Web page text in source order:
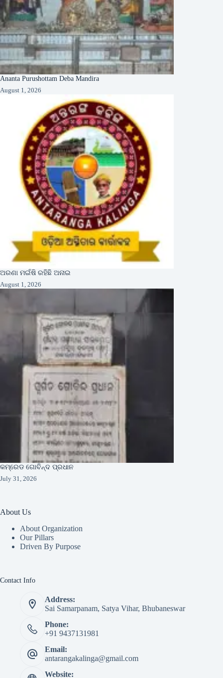
Ananta Purushottam Deba Mandira
August 1, 2026
ଅରଣା ମଇଁଷି ରହିଛି ଅନାଇ
August 1, 2026
କମ୍ରେଡ ଗୋବିନ୍ଦ ପ୍ରଧାନ
July 31, 2026
About Us
About Organization
Our Pillars
Driven By Purpose​
Contact Info
Address:
Sai Samarpanam, Satya Vihar, Bhubaneswar
Phone:
+91 9437131981
Email:
antarangakalinga@gmail.com
Website: